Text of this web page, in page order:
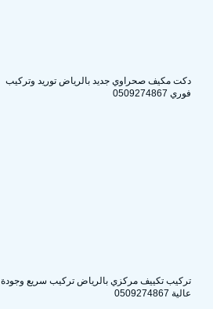
دكت مكيف صحراوي جديد بالرياض توريد وتركيب
فوري 0509274867
تركيب تكييف مركزي بالرياض تركيب سريع وجودة
عالية 0509274867